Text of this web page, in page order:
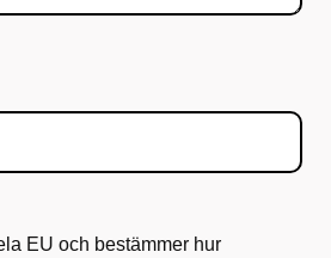
EU och bestämmer hur